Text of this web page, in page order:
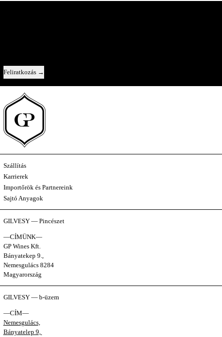
Feliratkozás
Szállítás
Karrierek
Importőrök és Partnereink
Sajtó Anyagok
GILVESY — Pincészet
—CÍMÜNK—
GP Wines Kft.
Bányatekep 9.,
Nemesgulács 8284
Magyarország
GILVESY — b-üzem
—CÍM—
Nemesgulács,
Bányatelep 9,